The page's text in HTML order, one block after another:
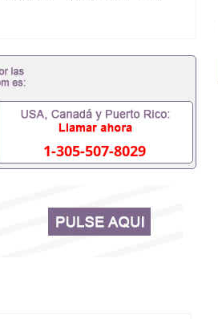
位，毕业时间都可以根据客
吗551190476入职国企/事业单
怎么办, 毕业证丢了怎么办, 没
挂科而没有正常毕业
毕业而导致回国得不到教育部
文凭怎么办,怎么办理本科/研究
哪里可以买国外文凭
怎么办理 外假毕业证
留学生在哪里可以买假
办假大学毕业证QQ微信
国外毕业证外壳定制QQ
微信551190476国外留学文凭
科毕业证怎么办理QQ微信
1-305-507-8029